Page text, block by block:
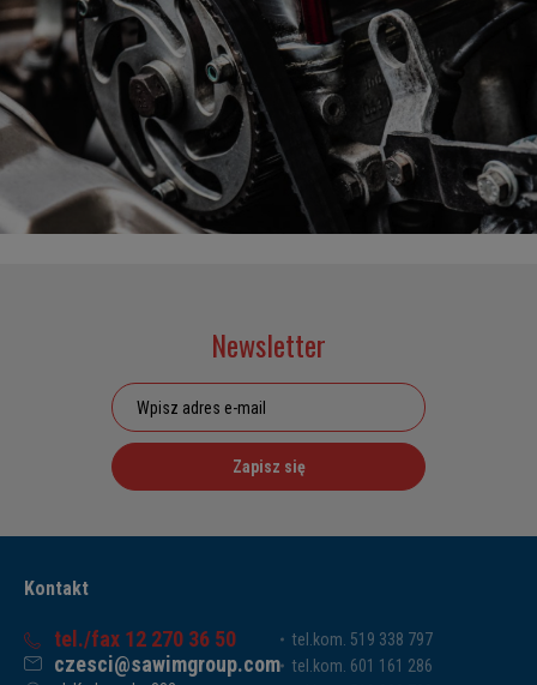
Newsletter
Zapisz się
Kontakt
tel./fax 12 270 36 50
czesci@sawimgroup.com
tel.kom. 519 338 797
tel.kom. 601 161 286